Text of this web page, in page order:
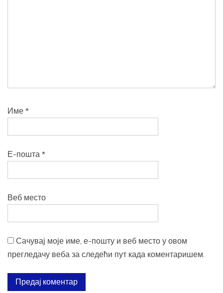
Име *
Е-пошта *
Веб место
Сачувај моје име, е-пошту и веб место у овом
прегледачу веба за следећи пут када коментаришем.